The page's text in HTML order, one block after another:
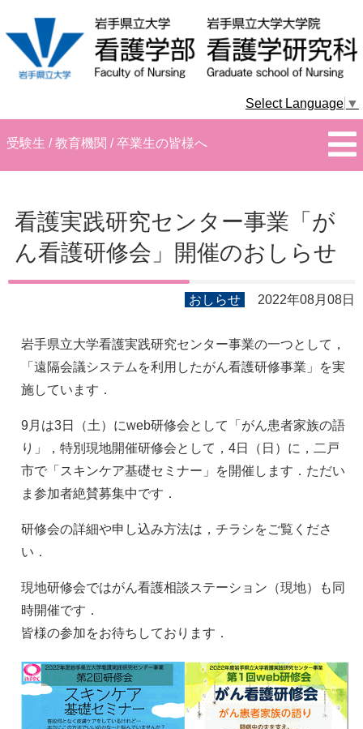
Select Language ▼
受験生 / 教育機関 / 卒業生の皆様へ
看護実践研究センター事業「が
ん看護研修会」開催のおしらせ
おしらせ 2022年08月08日
岩手県立大学看護実践研究センター事業の一つとして，
「遠隔会議システムを利用したがん看護研修事業」を実
施しています．
9月は3日（土）にweb研修会として「がん患者家族の語
り」，特別現地開催研修会として，4日（日）に，二戸
市で「スキンケア基礎セミナー」を開催します．ただい
ま参加者絶賛募集中です．
研修会の詳細や申し込み方法は，チラシをご覧くださ
い．
現地研修会ではがん看護相談ステーション（現地）も同
時開催です．
皆様の参加をお待ちしております．